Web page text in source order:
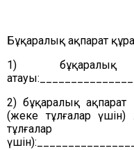
Бұқаралық ақпарат
1) бұқаралық
2) бұқаралық
(жеке тұлғалар
тұлғалар